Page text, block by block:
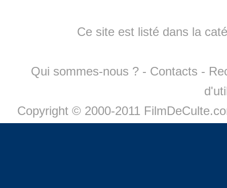
Ce site est listé dans la
Qui sommes-nous ? - Contacts -
Copyright © 2000-2011